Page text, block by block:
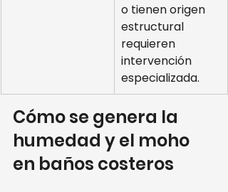
o tienen origen
estructural
requieren
intervención
especializada.
Cómo se genera la
humedad y el moho
en baños costeros